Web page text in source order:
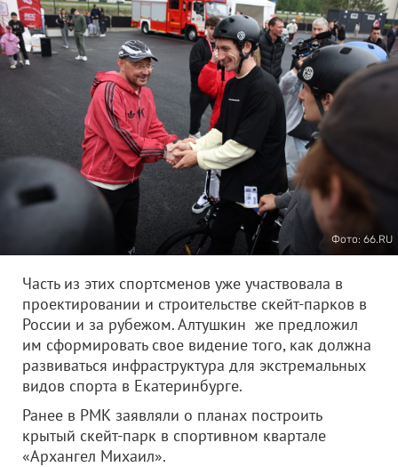
Фото: 66.RU
Часть из этих спортсменов уже участвовала в
проектировании и строительстве скейт-парков в
России и за рубежом. Алтушкин же предложил
им сформировать свое видение того, как должна
развиваться инфраструктура для экстремальных
видов спорта в Екатеринбурге.
Ранее в РМК заявляли о планах построить
крытый скейт-парк в спортивном квартале
«Архангел Михаил».